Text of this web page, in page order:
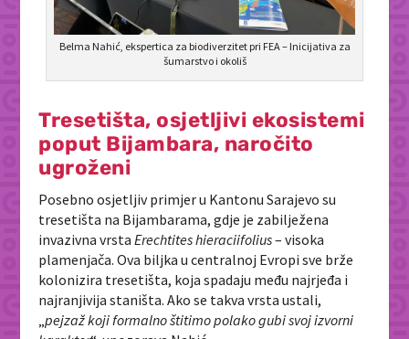
Belma Nahić, ekspertica za biodiverzitet pri FEA – Inicijativa za
šumarstvo i okoliš
Tresetišta, osjetljivi ekosistemi
poput Bijambara, naročito
ugroženi
Posebno osjetljiv primjer u Kantonu Sarajevo su
tresetišta na Bijambarama, gdje je zabilježena
invazivna vrstaErechtites hieraciifolius– visoka
plamenjača. Ova biljka u centralnoj Evropi sve brže
kolonizira tresetišta, koja spadaju među najrjeđa i
najranjivija staništa. Ako se takva vrsta ustali,
„pejzaž koji formalno štitimo polako gubi svoj izvorni